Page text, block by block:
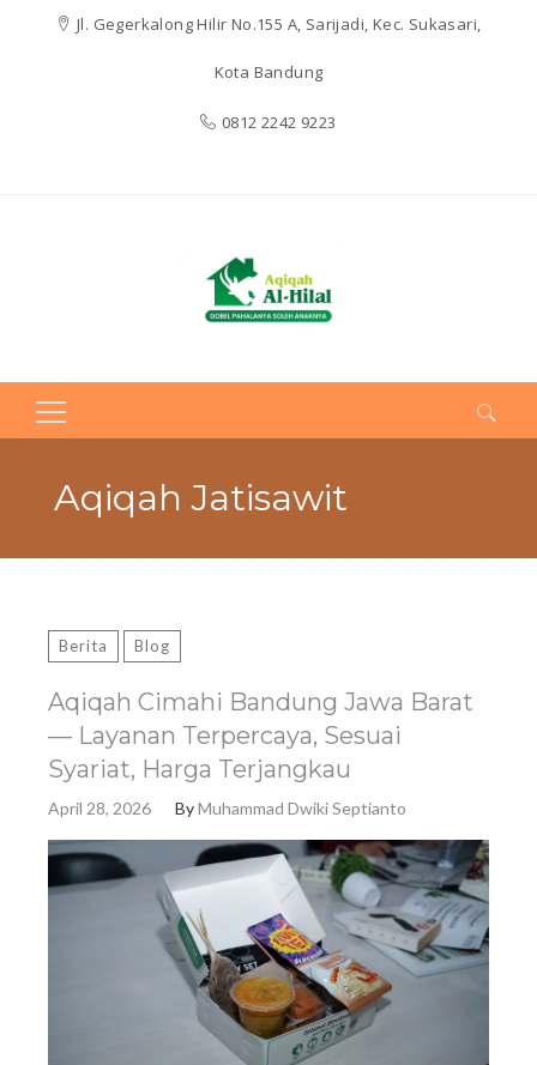
Jl. Gegerkalong Hilir No.155 A, Sarijadi, Kec. Sukasari,
Kota Bandung
0812 2242 9223
Search
Aqiqah Jatisawit
Berita Blog
Aqiqah Cimahi Bandung Jawa Barat
— Layanan Terpercaya, Sesuai
Syariat, Harga Terjangkau
April 28, 2026 ByMuhammad Dwiki Septianto